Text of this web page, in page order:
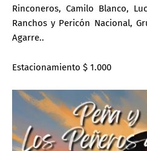
Rinconeros, Camilo Blanco,
Ranchos y Pericón Nacional,
Agarre..
Estacionamiento $ 1.000